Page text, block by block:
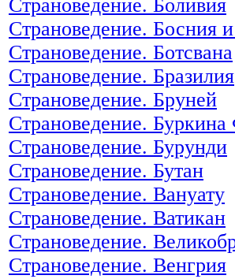
Страноведение. Боливия
Страноведение. Босния
Страноведение. Ботсвана
Страноведение. Бразилия
Страноведение. Бруней
Страноведение. Буркина
Страноведение. Бурунди
Страноведение. Бутан
Страноведение. Вануату
Страноведение. Ватикан
Страноведение.
Страноведение. Венгрия